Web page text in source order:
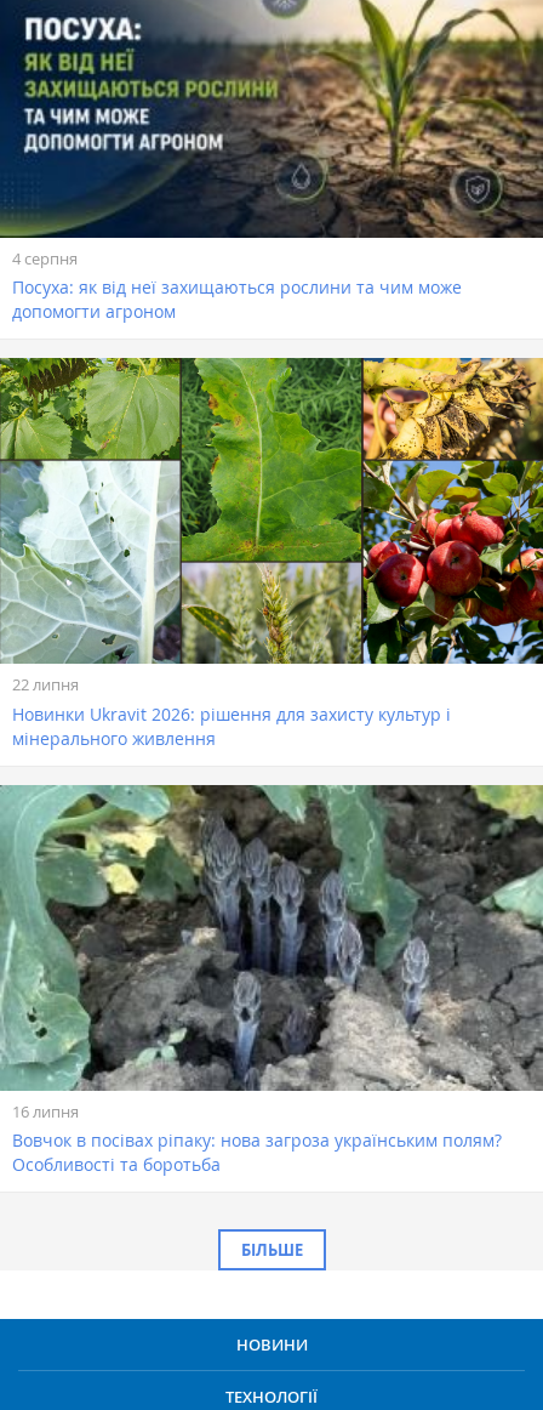
4 серпня
Посуха: як від неї захищаються рослини та чим може
допомогти агроном
22 липня
Новинки Ukravit 2026: рішення для захисту культур і
мінерального живлення
16 липня
Вовчок в посівах ріпаку: нова загроза українським полям?
Особливості та боротьба
БІЛЬШЕ
НОВИНИ
ТЕХНОЛОГІЇ